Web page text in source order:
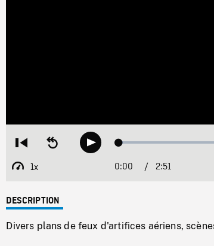
Restart
beginning
Seek
backwardPlay Loaded:
1x
Playback
Current
0:00 / 2:51
DESCRIPTION
Divers plans de feux d'artifices aériens,